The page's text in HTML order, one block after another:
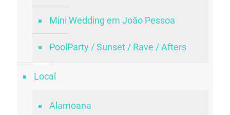
Mini Wedding em João Pessoa
PoolParty / Sunset / Rave / Afters
Local
Alamoana